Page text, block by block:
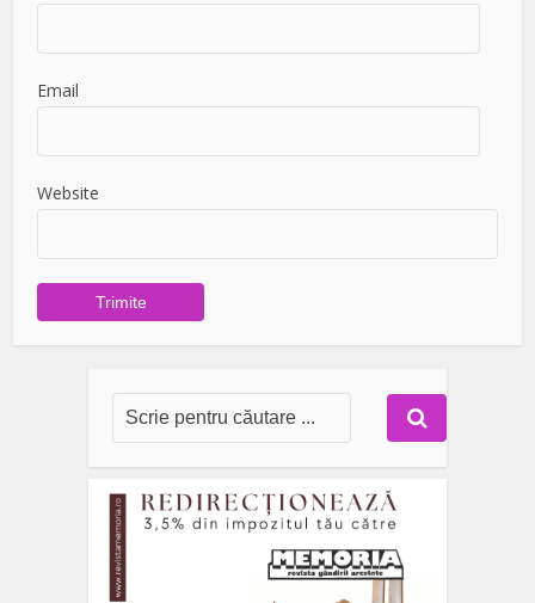
Email
Website